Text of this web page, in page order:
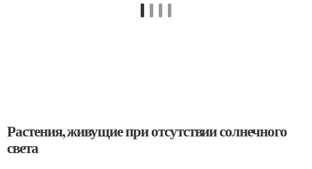
Растения, живущие при отсутствии солнечного
света